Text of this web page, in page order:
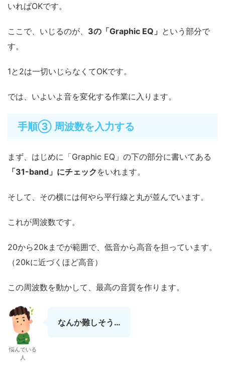
いればOKです。
ここで、いじるのが、 3の「Graphic EQ」 という部分で
す。
1と2は一切いじらなくてOKです。
では、いよいよ音を変化する作業に入ります。
手順③ 周波数を入力する
まず、はじめに「Graphic EQ」の下の部分に書いてある
「31-band」にチェック をいれます。
そして、その横には何やら平行線と丸が並んでいます。
これが周波数です。
20から20kまでが範囲で、低音から高音を担っています。
（20kに近づくほど高音）
この周波数を動かして、最高の音質を作ります。
悩んでいる
人
なんか難しそう…